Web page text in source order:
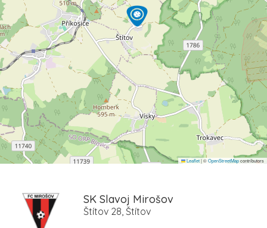
Leaflet|©OpenStreetMapcontributors
SK Slavoj Mirošov
Štítov 28, Štítov